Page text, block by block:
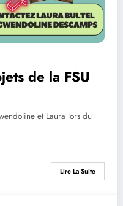
de la FSU
et Laura lors du
Lire La Suite